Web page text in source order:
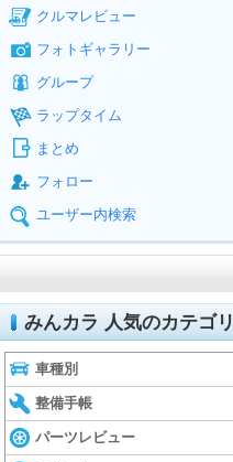
クルマレビュー
フォトギャラリー
グループ
ラップタイム
まとめ
フォロー
ユーザー内検索
みんカラ 人気のカテゴリ
車種別
整備手帳
パーツレビュー